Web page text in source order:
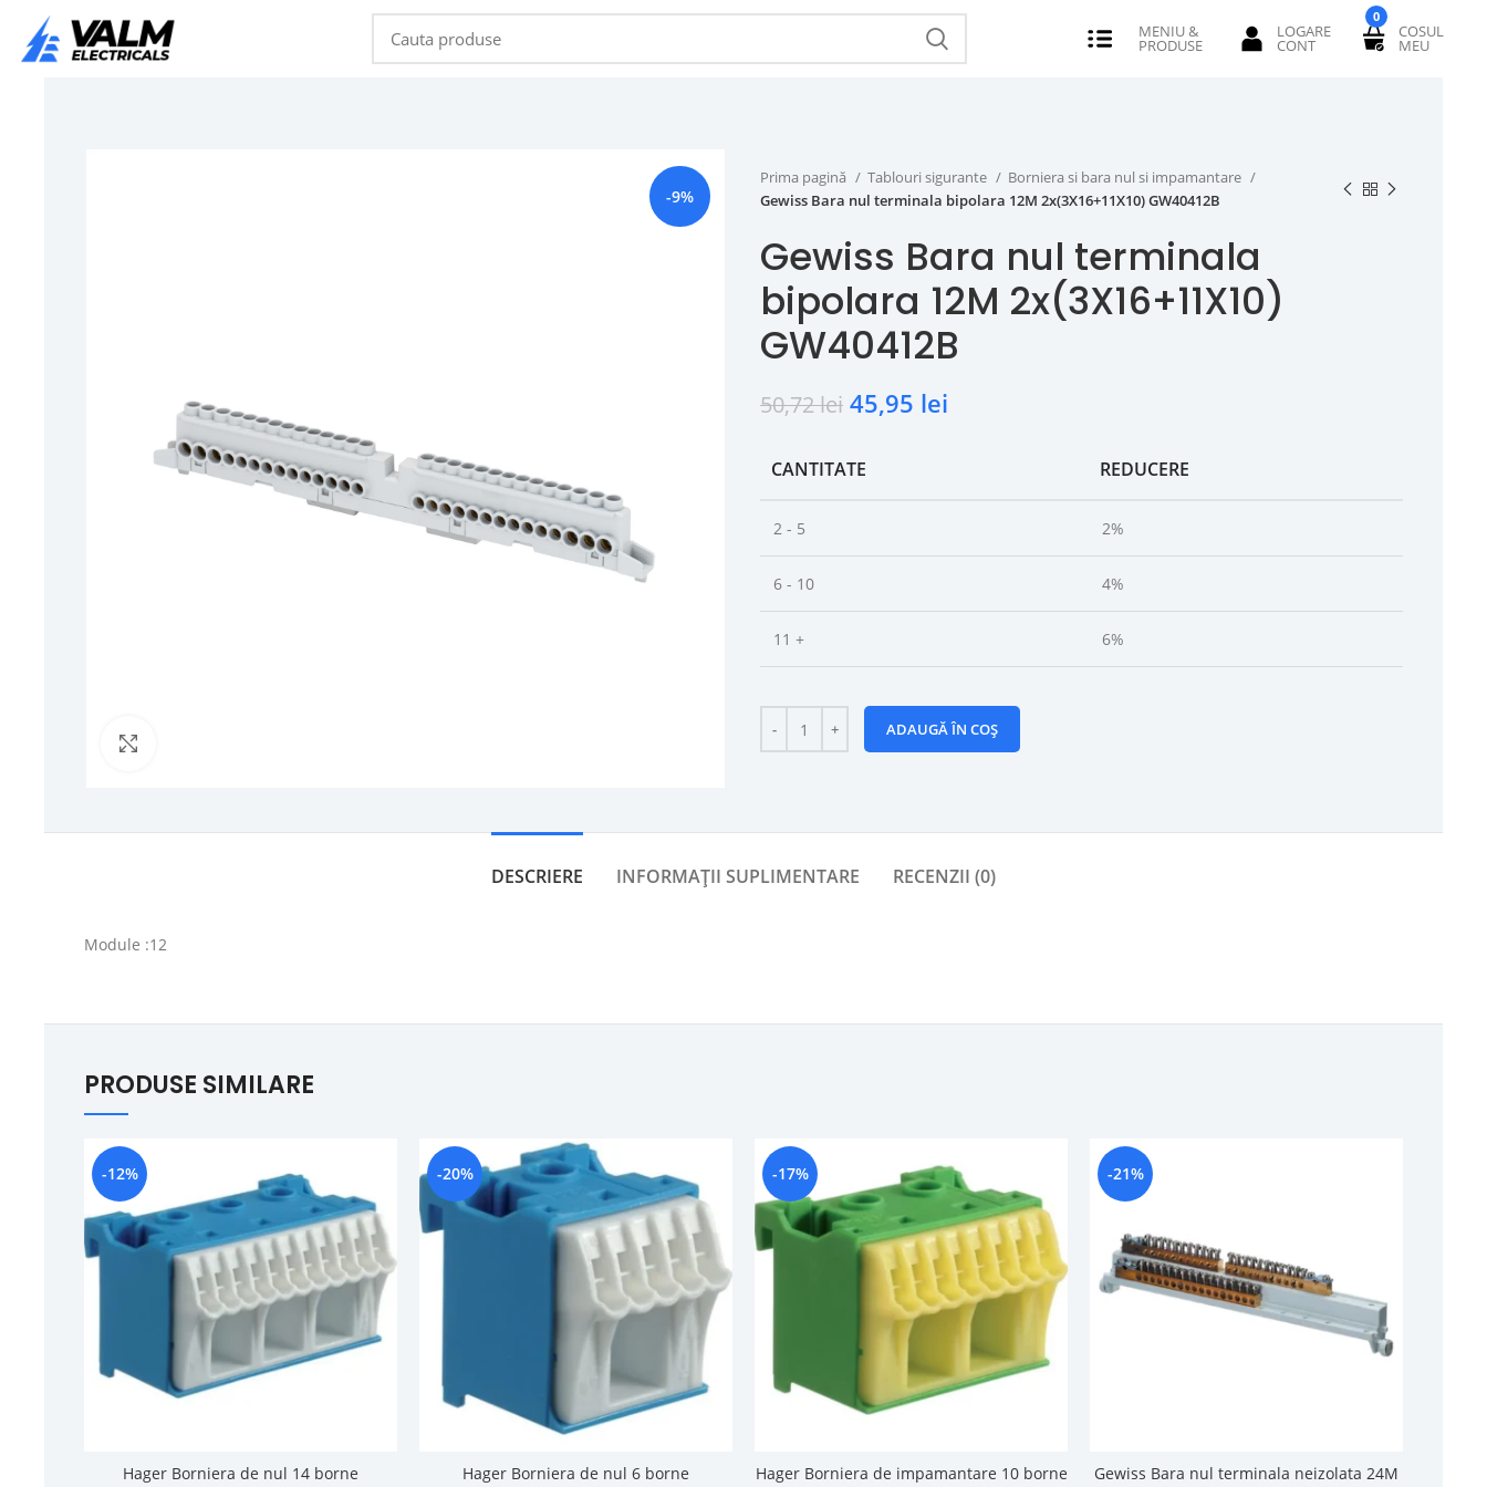
0
-9%
Prima pagină Tablouri sigurante
Borniera si bara nul si impamantare
Gewiss Bara nul terminala bipolara 12M 2x(3X16+11X10) GW40412B
Gewiss Bara nul terminala
bipolara 12M 2x(3X16+11X10)
GW40412B
50,72lei 45,95 lei
CANTITATE REDUCERE
2 - 5 2%
6 - 10 4%
11 + 6%
ADAUGĂ ÎN COȘ
DESCRIERE INFORMAȚII SUPLIMENTARE RECENZII (0)
Module :12
PRODUSE SIMILARE
-12%
Hager Borniera de nul 14 borne
-20%
Hager Borniera de nul 6 borne
-17%
Hager Borniera de impamantare 10 borne
-21%
Gewiss Bara nul terminala neizolata 24M